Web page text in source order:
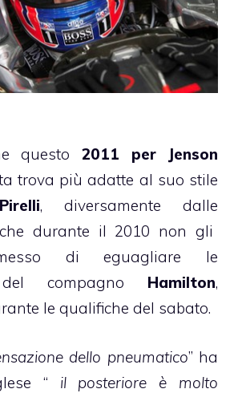
questo 2011 per Jenson
trova più adatte al suo stile
Pirelli, diversamente dalle
che durante il 2010 non gli
di eguagliare le
del compagno Hamilton,
le qualifiche del sabato.
dello pneumatico” ha
“ il posteriore è molto